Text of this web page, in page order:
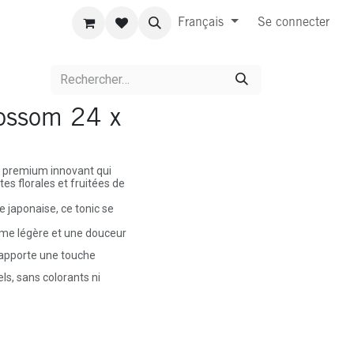
Français Se connecter
24 x
innovant qui
florales et fruitées de
japonaise, ce tonic se
légère et une douceur
une touche
sans colorants ni